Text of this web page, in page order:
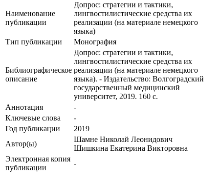
Наименование
публикации
Допрос: стратегии и тактики,
лингвостилистические средства их
реализации (на материале немецкого
языка)
Тип публикации
Монография
Библиографическое
описание
Допрос: стратегии и тактики,
лингвостилистические средства их
реализации (на материале немецкого
языка). - Издательство: Волгоградский
государственный медицинский
университет, 2019. 160 с.
Аннотация
-
Ключевые cлова
-
Год публикации
2019
Автор(ы)
Шамне Николай Леонидович
Шишкина Екатерина Викторовна
Электронная копия
публикации
-